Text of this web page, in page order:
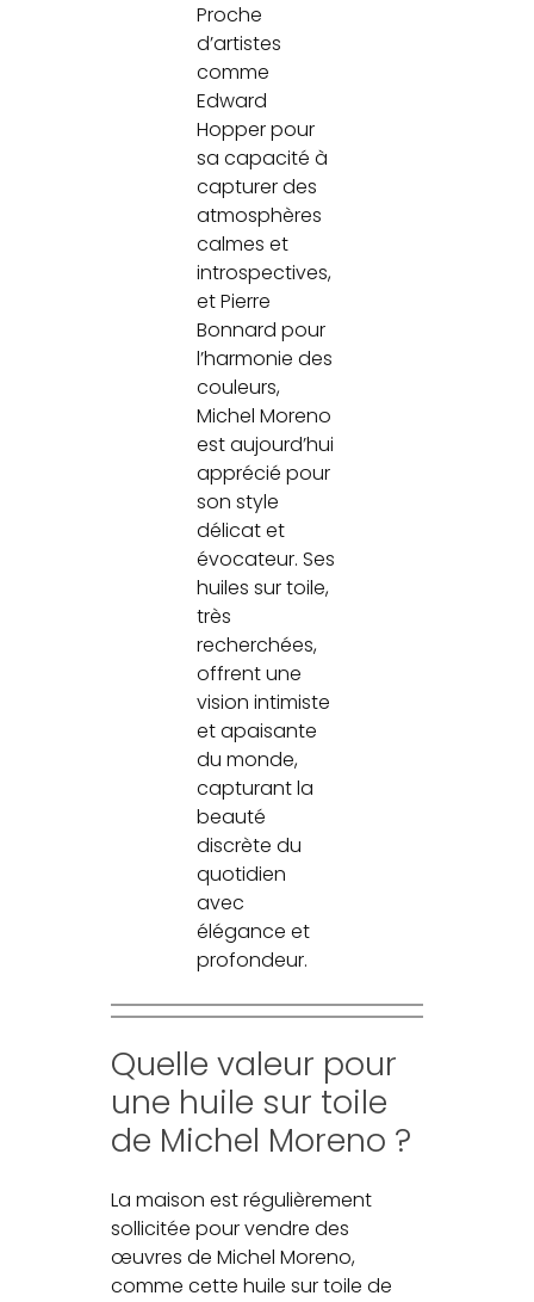
Proche
d’artistes
comme
Edward
Hopper pour
sa capacité à
capturer des
atmosphères
calmes et
introspectives,
et Pierre
Bonnard pour
l’harmonie des
couleurs,
Michel Moreno
est aujourd’hui
apprécié pour
son style
délicat et
évocateur. Ses
huiles sur toile,
très
recherchées,
offrent une
vision intimiste
et apaisante
du monde,
capturant la
beauté
discrète du
quotidien
avec
élégance et
profondeur.
Quelle valeur pour
une huile sur toile
de Michel Moreno ?
La maison est régulièrement
sollicitée pour vendre des
œuvres de Michel Moreno,
comme cette huile sur toile de